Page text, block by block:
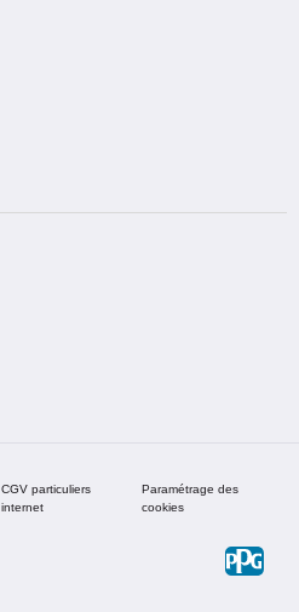
CGV particuliers
internet
Paramétrage des
cookies